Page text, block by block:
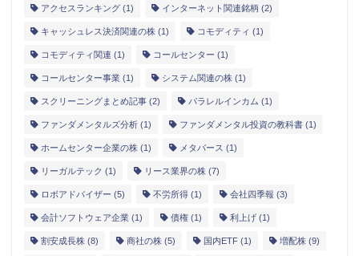
アクセスランキング (1) インターネット関連銘柄 (2)
キャッシュレス決済関連の株 (1) コモディティ (1)
コモディティ関連 (1) コールセンター (1)
コールセンター事業 (1) システム関連の株 (1)
スクリーニングまとめ記事 (2) パラレルインカム (1)
ファンダメンタルズ分析 (1) ファンダメンタル投資の教科書 (1)
ホームセンター企業の株 (1) メタバース (1)
リーガルテック (1) リース業界の株 (7)
ロボアドバイザー (5) 不労所得 (1) 会社四季報 (3)
会計ソフトウェア企業 (1) 債権 (1) 利上げ (1)
割安成長株 (8) 商社の株 (5) 国内ETF (1) 増配株 (9)